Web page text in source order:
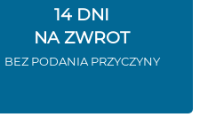
14 DNI
NA ZWROT
BEZ PODANIA PRZYCZYNY